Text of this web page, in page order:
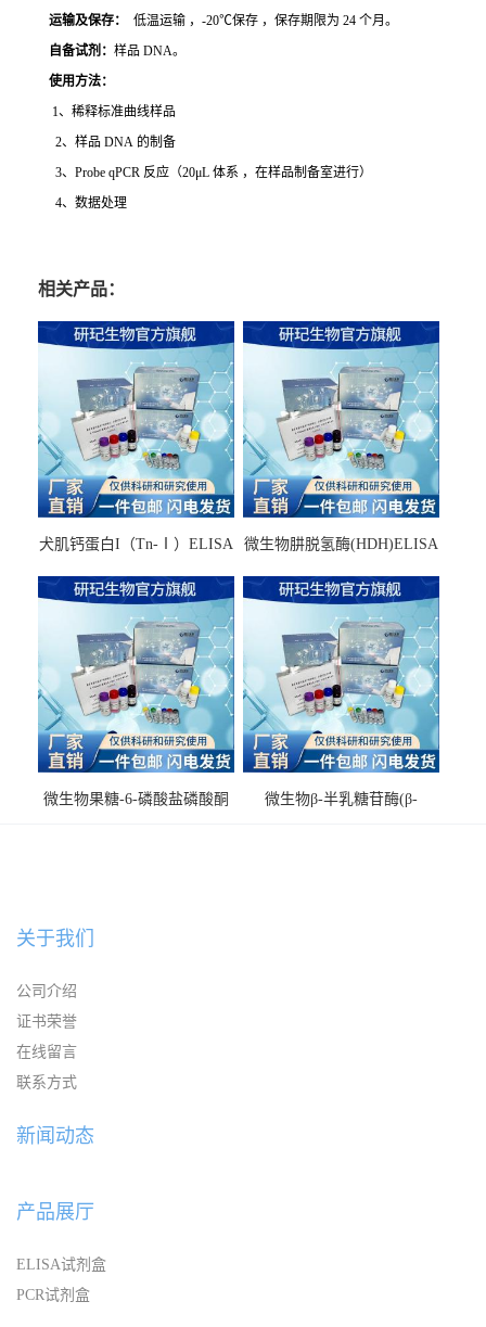
运输及保存：
低温运输 ，-20℃保存 ，保存期限为 24 个月。
自备试剂： 样品 DNA。
使用方法：
1、稀释标准曲线样品
2、样品 DNA 的制备
3、Probe qPCR 反应（20μL 体系 ，在样品制备室进行）
4、数据处理
相关产品：
犬肌钙蛋白I（Tn-Ⅰ）ELISA
微生物肼脱氢酶(HDH)ELISA
微生物果糖-6-磷酸盐磷酸酮
微生物β-半乳糖苷酶(β-
关于我们
公司介绍
证书荣誉
在线留言
联系方式
新闻动态
产品展厅
ELISA试剂盒
PCR试剂盒